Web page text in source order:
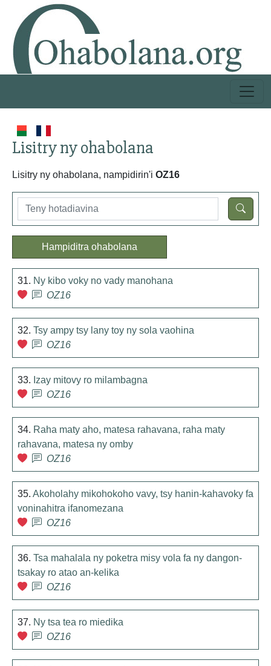
Lisitry ny ohabolana
Lisitry ny ohabolana, nampidirin'i OZ16
Hampiditra ohabolana
31. Ny kibo voky no vady manohana
OZ16
32. Tsy ampy tsy lany toy ny sola vaohina
OZ16
33. Izay mitovy ro milambagna
OZ16
34. Raha maty aho, matesa rahavana, raha maty
rahavana, matesa ny omby
OZ16
35. Akoholahy mikohokoho vavy, tsy hanin-kahavoky fa
voninahitra ifanomezana
OZ16
36. Tsa mahalala ny poketra misy vola fa ny dangon-
tsakay ro atao an-kelika
OZ16
37. Ny tsa tea ro miedika
OZ16